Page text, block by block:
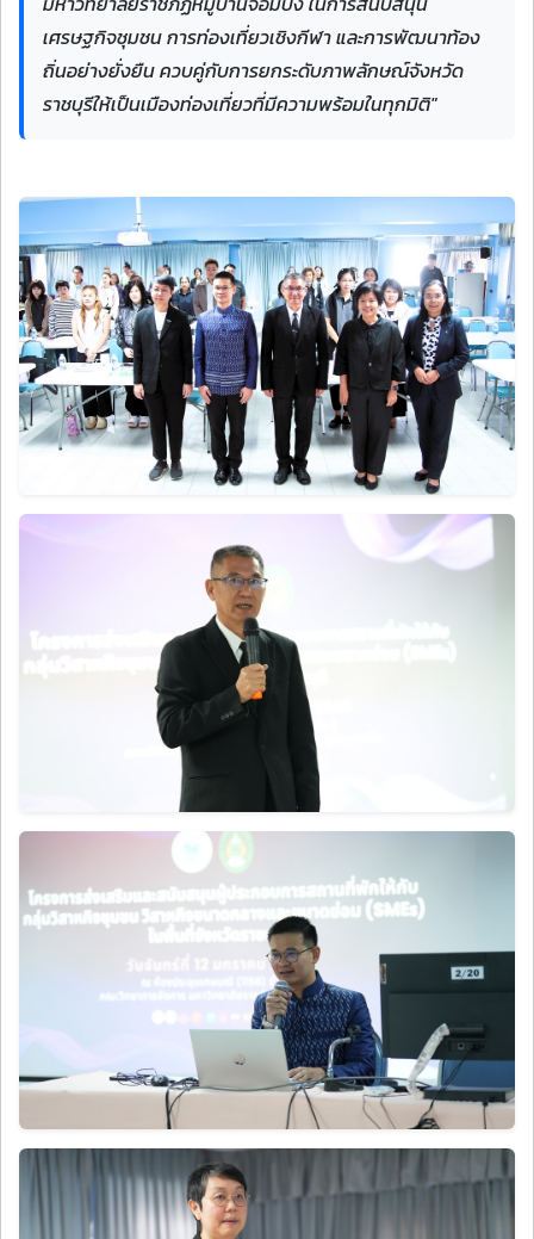
เศรษฐกิจชุมชน การท่องเที่ยวเชิงกีฬา และการพัฒนาท้อง
ถิ่นอย่างยั่งยืน ควบคู่กับการยกระดับภาพลักษณ์จังหวัด
ราชบุรีให้เป็นเมืองท่องเที่ยวที่มีความพร้อมในทุกมิติ"